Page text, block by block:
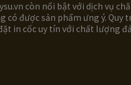
còn nổi bật với dịch vụ
có được sản phẩm ưng ý.
in cốc uy tín với chất lượng